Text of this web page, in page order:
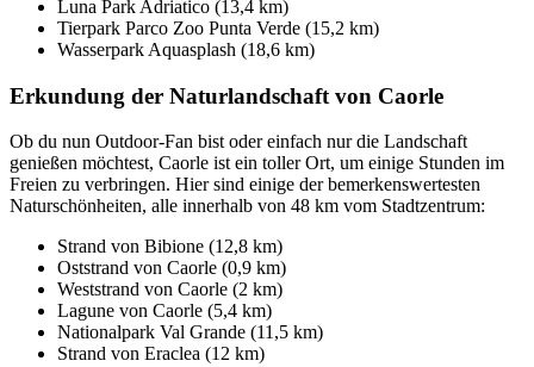
Luna Park Adriatico (13,4 km)
Tierpark Parco Zoo Punta Verde (15,2 km)
Wasserpark Aquasplash (18,6 km)
Erkundung der Naturlandschaft von Caorle
Ob du nun Outdoor-Fan bist oder einfach nur die Landschaft
genießen möchtest, Caorle ist ein toller Ort, um einige Stunden im
Freien zu verbringen. Hier sind einige der bemerkenswertesten
Naturschönheiten, alle innerhalb von 48 km vom Stadtzentrum:
Strand von Bibione (12,8 km)
Oststrand von Caorle (0,9 km)
Weststrand von Caorle (2 km)
Lagune von Caorle (5,4 km)
Nationalpark Val Grande (11,5 km)
Strand von Eraclea (12 km)